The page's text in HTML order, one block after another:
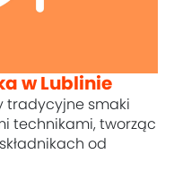
w Lublinie
tradycyjne smaki
technikami, tworząc
od